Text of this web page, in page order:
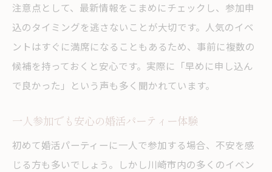
注意点として、最新情報をこまめにチェックし、参加申
込のタイミングを逃さないことが大切です。人気のイベ
ントはすぐに満席になることもあるため、事前に複数の
候補を持っておくと安心です。実際に「早めに申し込ん
で良かった」という声も多く聞かれています。
一人参加でも安心の婚活パーティー体験
初めて婚活パーティーに一人で参加する場合、不安を感
じる方も多いでしょう。しかし川崎市内の多くのイベン